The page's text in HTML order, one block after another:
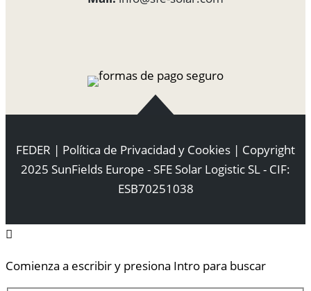
FEDER | Política de Privacidad y Cookies | Copyright
2025 SunFields Europe - SFE Solar Logistic SL - CIF:
ESB70251038
Comienza a escribir y presiona Intro para buscar